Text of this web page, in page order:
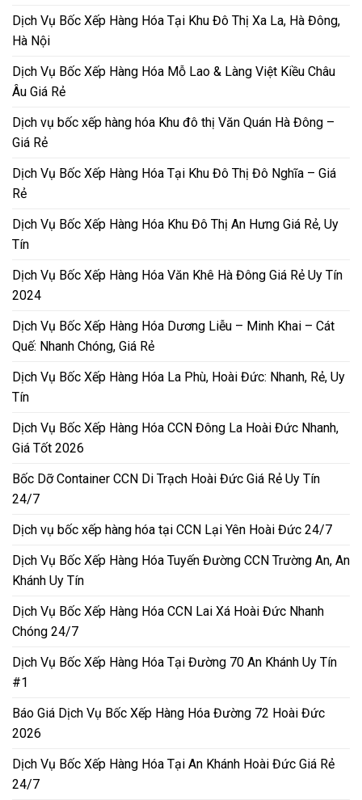
Dịch Vụ Bốc Xếp Hàng Hóa Tại Khu Đô Thị Xa La, Hà Đông,
Hà Nội
Dịch Vụ Bốc Xếp Hàng Hóa Mỗ Lao & Làng Việt Kiều Châu
Âu Giá Rẻ
Dịch vụ bốc xếp hàng hóa Khu đô thị Văn Quán Hà Đông –
Giá Rẻ
Dịch Vụ Bốc Xếp Hàng Hóa Tại Khu Đô Thị Đô Nghĩa – Giá
Rẻ
Dịch Vụ Bốc Xếp Hàng Hóa Khu Đô Thị An Hưng Giá Rẻ, Uy
Tín
Dịch Vụ Bốc Xếp Hàng Hóa Văn Khê Hà Đông Giá Rẻ Uy Tín
2024
Dịch Vụ Bốc Xếp Hàng Hóa Dương Liễu – Minh Khai – Cát
Quế: Nhanh Chóng, Giá Rẻ
Dịch Vụ Bốc Xếp Hàng Hóa La Phù, Hoài Đức: Nhanh, Rẻ, Uy
Tín
Dịch Vụ Bốc Xếp Hàng Hóa CCN Đông La Hoài Đức Nhanh,
Giá Tốt 2026
Bốc Dỡ Container CCN Di Trạch Hoài Đức Giá Rẻ Uy Tín
24/7
Dịch vụ bốc xếp hàng hóa tại CCN Lại Yên Hoài Đức 24/7
Dịch Vụ Bốc Xếp Hàng Hóa Tuyến Đường CCN Trường An, An
Khánh Uy Tín
Dịch Vụ Bốc Xếp Hàng Hóa CCN Lai Xá Hoài Đức Nhanh
Chóng 24/7
Dịch Vụ Bốc Xếp Hàng Hóa Tại Đường 70 An Khánh Uy Tín
#1
Báo Giá Dịch Vụ Bốc Xếp Hàng Hóa Đường 72 Hoài Đức
2026
Dịch Vụ Bốc Xếp Hàng Hóa Tại An Khánh Hoài Đức Giá Rẻ
24/7